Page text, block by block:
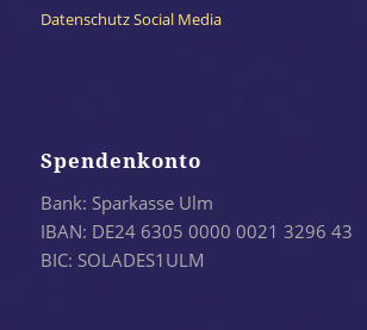
Datenschutz Social Media
Spendenkonto
Bank: Sparkasse Ulm
IBAN: DE24 6305 0000 0021 3296 43
BIC: SOLADES1ULM